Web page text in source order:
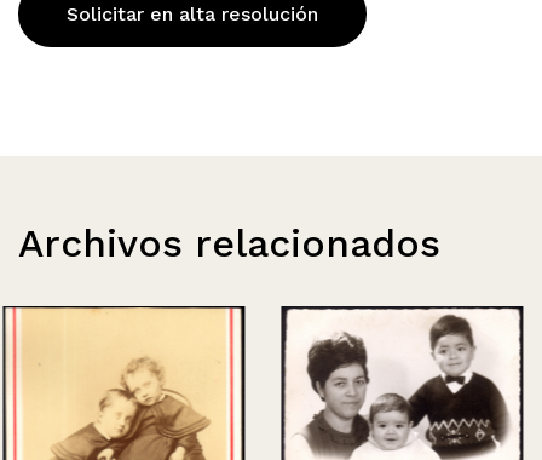
Solicitar en alta resolución
Archivos relacionados